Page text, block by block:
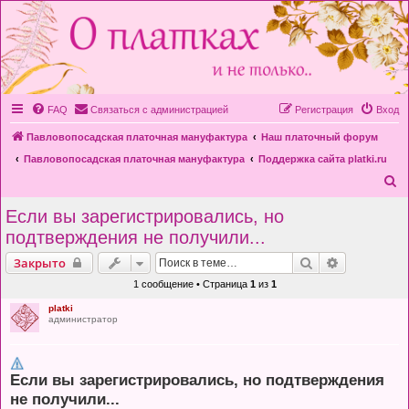
FAQ Связаться с администрацией Вход
Регистрация
Павловопосадская платочная мануфактура
Наш платочный форум
Павловопосадская платочная мануфактура
Поддержка сайта platki.ru
Если вы зарегистрировались, но
подтверждения не получили...
Закрыто Поиск
1 сообщение • Страница 1из 1
platki
администратор
Если вы зарегистрировались, но подтверждения
не получили...